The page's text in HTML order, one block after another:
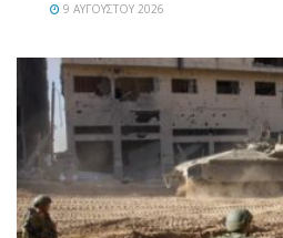
9 ΑΥΓΟΎΣΤΟΥ 2026